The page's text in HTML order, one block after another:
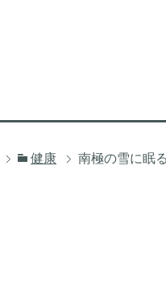
健康 南極の雪に眠